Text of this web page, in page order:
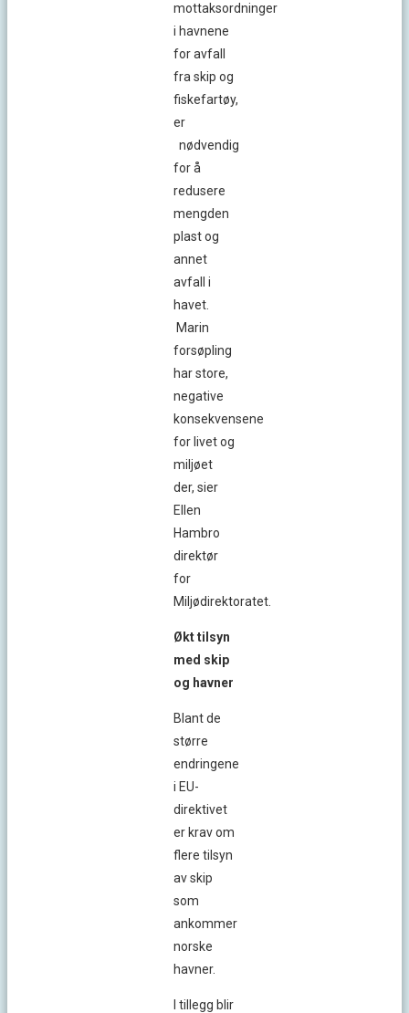
mottaksordninger
i havnene
for avfall
fra skip og
fiskefartøy,
er
nødvendig
for å
redusere
mengden
plast og
annet
avfall i
havet.
Marin
forsøpling
har store,
negative
konsekvensene
for livet og
miljøet
der, sier
Ellen
Hambro
direktør
for
Miljødirektoratet.
Økt tilsyn
med skip
og havner
Blant de
større
endringene
i EU-
direktivet
er krav om
flere tilsyn
av skip
som
ankommer
norske
havner.
I tillegg blir